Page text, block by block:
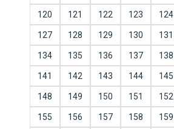
120 121 122 123 124
127 128 129 130 131
134 135 136 137 138
141 142 143 144 145
148 149 150 151 152
155 156 157 158 159